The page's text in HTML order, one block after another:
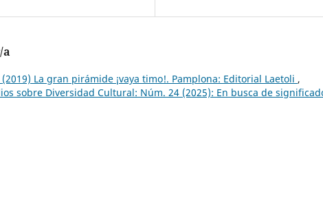
a
La gran pirámide ¡vaya timo!. Pamplona: Editorial Laetoli ,
sobre Diversidad Cultural: Núm. 24 (2025): En busca de